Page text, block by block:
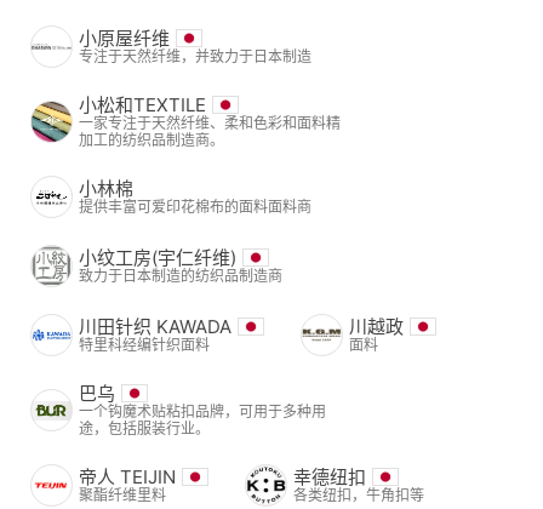
小原屋纤维
专注于天然纤维，并致力于日本制造
小松和TEXTILE
一家专注于天然纤维、柔和色彩和面料精
加工的纺织品制造商。
小林棉
提供丰富可爱印花棉布的面料面料商
小纹工房(宇仁纤维)
致力于日本制造的纺织品制造商
川田针织 KAWADA
特里科经编针织面料
川越政
面料
巴乌
一个钩魔术贴粘扣品牌，可用于多种用
途，包括服装行业。
帝人 TEIJIN
聚酯纤维里料
幸德纽扣
各类纽扣，牛角扣等